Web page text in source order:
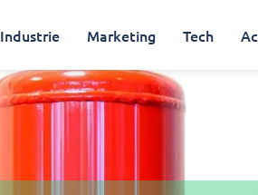
Industrie Marketing Tech